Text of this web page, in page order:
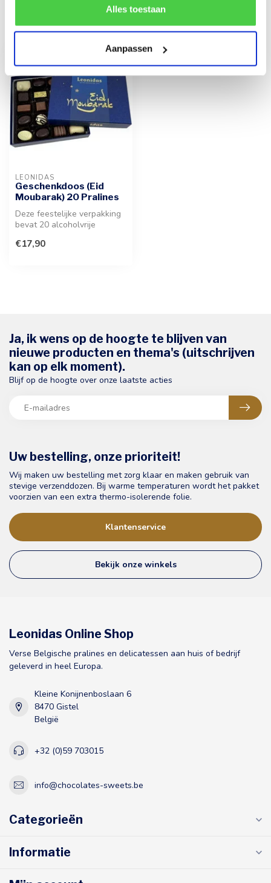
de correcte werking van de website kan verstoren.
Alles toestaan
Aanpassen
LEONIDAS
Geschenkdoos (Eid
Moubarak) 20 Pralines
Deze feestelijke verpakking
bevat 20 alcoholvrije
Belgis...
€17,90
Uw bestelling, onze prioriteit!
Wij maken uw bestelling met zorg klaar en maken gebruik van
stevige verzenddozen. Bij warme temperaturen wordt het pakket
voorzien van een extra thermo-isolerende folie.
Klantenservice
Bekijk onze winkels
Ja, ik wens op de hoogte te blijven van
nieuwe producten en thema's (uitschrijven
kan op elk moment).
Blijf op de hoogte over onze laatste acties
Leonidas Online Shop
Verse Belgische pralines en delicatessen aan huis of bedrijf
geleverd in heel Europa.
Kleine Konijnenboslaan 6
8470 Gistel
België
+32 (0)59 703015
info@chocolates-sweets.be
Categorieën
Informatie